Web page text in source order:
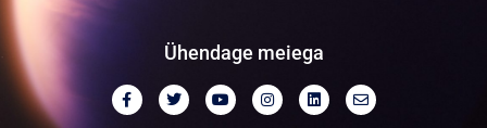
Ühendage meiega